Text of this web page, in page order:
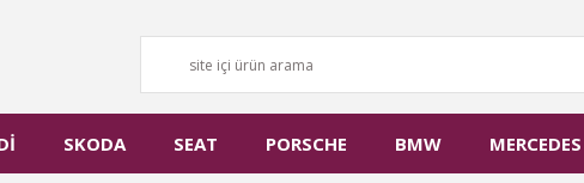
SKODA SEAT PORSCHE BMW MERCEDES